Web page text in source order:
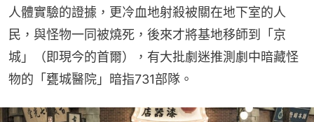
人體實驗的證據，更冷血地射殺被關在地下室的人
民，與怪物一同被燒死，後來才將基地移師到「京
城」（即現今的首爾），有大批劇迷推測劇中暗藏怪
物的「甕城醫院」暗指731部隊。